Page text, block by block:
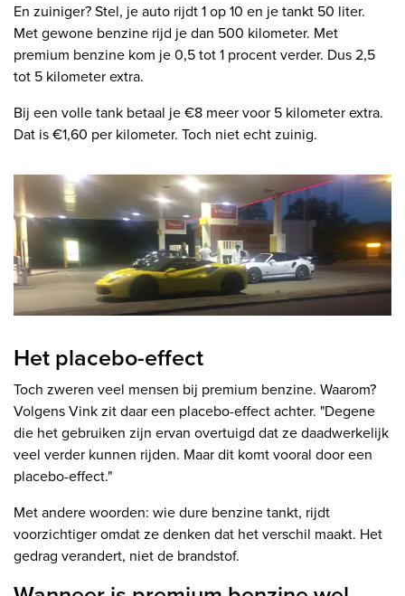
En zuiniger? Stel, je auto rijdt 1 op 10 en je tankt 50 liter.
Met gewone benzine rijd je dan 500 kilometer. Met
premium benzine kom je 0,5 tot 1 procent verder. Dus 2,5
tot 5 kilometer extra.
Bij een volle tank betaal je €8 meer voor 5 kilometer extra.
Dat is €1,60 per kilometer. Toch niet echt zuinig.
Het placebo-effect
Toch zweren veel mensen bij premium benzine. Waarom?
Volgens Vink zit daar een placebo-effect achter. "Degene
die het gebruiken zijn ervan overtuigd dat ze daadwerkelijk
veel verder kunnen rijden. Maar dit komt vooral door een
placebo-effect."
Met andere woorden: wie dure benzine tankt, rijdt
voorzichtiger omdat ze denken dat het verschil maakt. Het
gedrag verandert, niet de brandstof.